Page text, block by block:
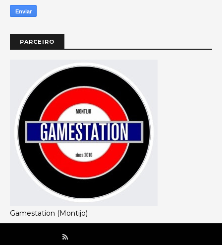
PARCEIRO
Gamestation (Montijo)